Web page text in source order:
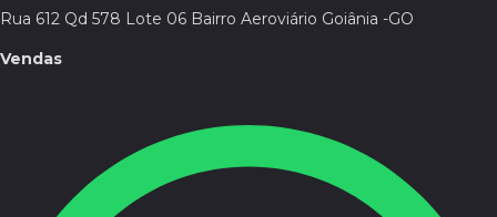
Rua 612 Qd 578 Lote 06 Bairro Aeroviário Goiânia -GO
Vendas